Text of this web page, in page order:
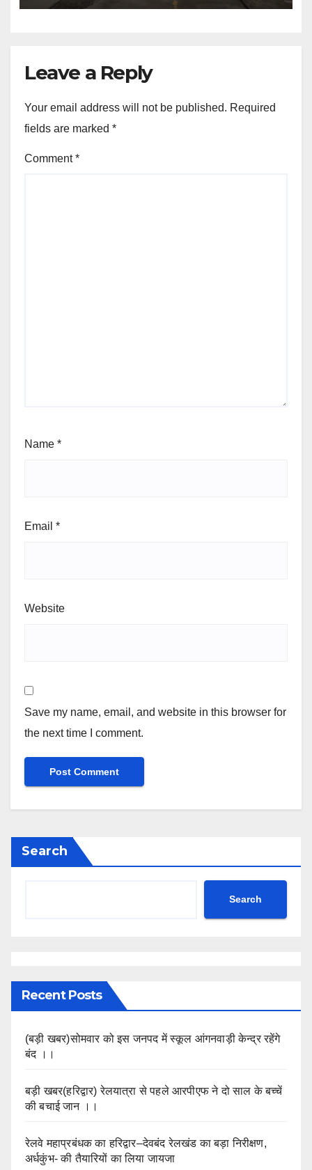
Leave a Reply
Your email address will not be published. Required
fields are marked *
Comment*
Name *
Email *
Website
Save my name, email, and website in this browser for
the next time I comment.
Search
Search
Recent Posts
(बड़ी खबर)सोमवार को इस जनपद में स्कूल आंगनवाड़ी केन्द्र रहेंगे
बंद ।।
बड़ी खबर(हरिद्वार) रेलयात्रा से पहले आरपीएफ ने दो साल के बच्चें
की बचाई जान ।।
रेलवे महाप्रबंधक का हरिद्वार–देवबंद रेलखंड का बड़ा निरीक्षण,
अर्धकुंभ- की तैयारियों का लिया जायजा